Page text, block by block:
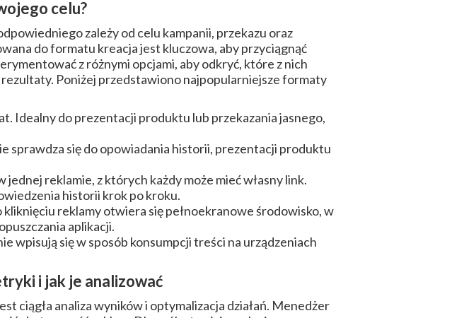
celu?
zależy od celu kampanii, przekazu oraz
do formatu kreacja jest kluczowa, aby przyciągnąć
z różnymi opcjami, aby odkryć, które z nich
Poniżej przedstawiono najpopularniejsze formaty
Idealny do prezentacji produktu lub przekazania jasnego,
sprawdza się do opowiadania historii, prezentacji produktu
reklamie, z których każdy może mieć własny link.
historii krok po kroku.
reklamy otwiera się pełnoekranowe środowisko, w
aplikacji.
wpisują się w sposób konsumpcji treści na urządzeniach
i jak je analizować
ciągła analiza wyników i optymalizacja działań. Menedżer